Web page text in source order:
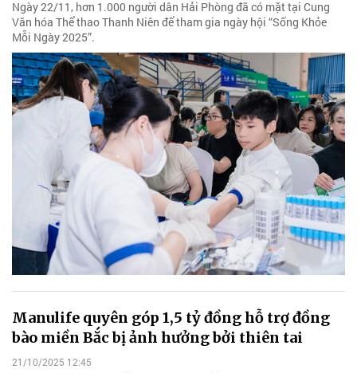
Ngày 22/11, hơn 1.000 người dân Hải Phòng đã có mặt tại Cung
Văn hóa Thể thao Thanh Niên để tham gia ngày hội “Sống Khỏe
Mỗi Ngày 2025”.
Manulife quyên góp 1,5 tỷ đồng hỗ trợ đồng
bào miền Bắc bị ảnh hưởng bởi thiên tai
21/10/2025 12:45